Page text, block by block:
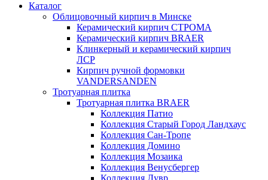
Каталог
Облицовочный кирпич в Минске
Керамический кирпич СТРОМА
Керамический кирпич BRAER
Клинкерный и керамический кирпич
ЛСР
Кирпич ручной формовки
VANDERSANDEN
Тротуарная плитка
Тротуарная плитка BRAER
Коллекция Патио
Коллекция Старый Город Ландхаус
Коллекция Сан-Тропе
Коллекция Домино
Коллекция Мозаика
Коллекция Венусбергер
Коллекция Лувр